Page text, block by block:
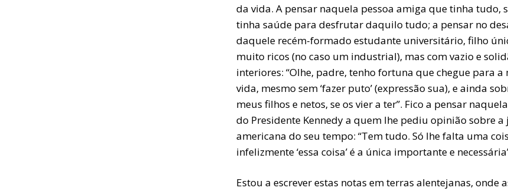
da vida. A pensar naquela pessoa amiga que tinha tudo,
tinha saúde para desfrutar daquilo tudo; a pensar no
daquele recém-formado estudante universitário, filho
muito ricos (no caso um industrial), mas com vazio e
interiores: “Olhe, padre, tenho fortuna que chegue para a
vida, mesmo sem ‘fazer puto’ (expressão sua), e ainda
meus filhos e netos, se os vier a ter”. Fico a pensar
do Presidente Kennedy a quem lhe pediu opinião sobre
americana do seu tempo: “Tem tudo. Só lhe falta uma
infelizmente ‘essa coisa’ é a única importante e
Estou a escrever estas notas em terras alentejanas, onde